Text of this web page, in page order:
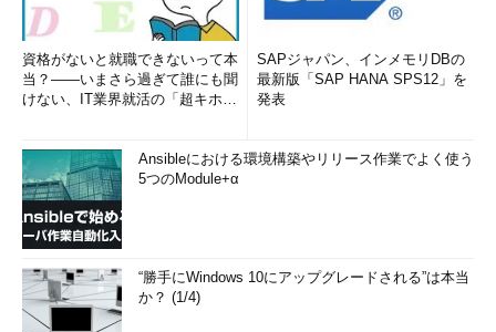
資格がないと就職できないって本
当？――いまさら過ぎて誰にも聞
けない、IT業界就活の「超キホ
SAPジャパン、インメモリDBの
最新版「SAP HANA SPS12」を
発表
Ansibleにおける環境構築やリリース作業でよく使う
5つのModule+α
“勝手にWindows 10にアップグレードされる”は本当
か？ (1/4)